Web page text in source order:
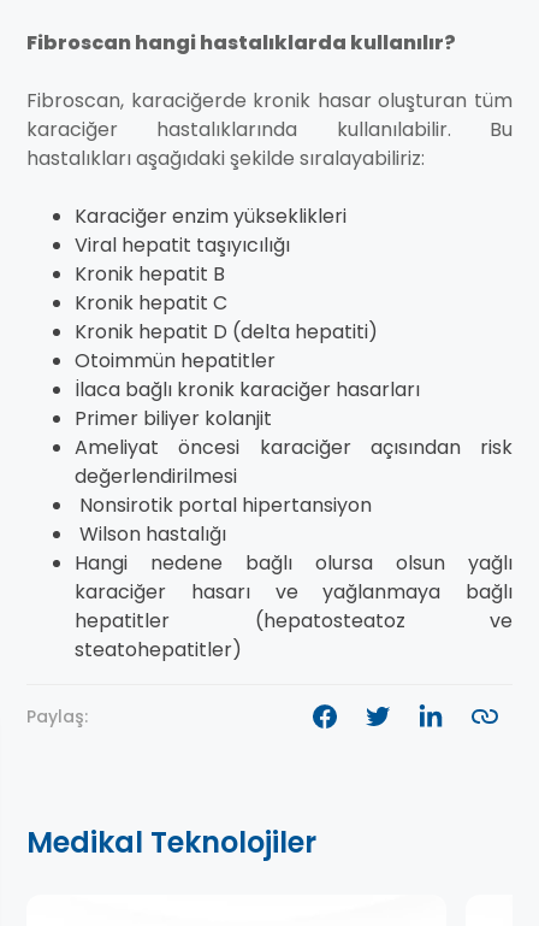
Fibroscan hangi hastalıklarda kullanılır?
Fibroscan, karaciğerde kronik hasar oluşturan tüm
karaciğer hastalıklarında kullanılabilir. Bu
hastalıkları aşağıdaki şekilde sıralayabiliriz:
Karaciğer enzim yükseklikleri
Viral hepatit taşıyıcılığı
Kronik hepatit B
Kronik hepatit C
Kronik hepatit D (delta hepatiti)
Otoimmün hepatitler
İlaca bağlı kronik karaciğer hasarları
Primer biliyer kolanjit
Ameliyat öncesi karaciğer açısından risk
değerlendirilmesi
Nonsirotik portal hipertansiyon
Wilson hastalığı
Hangi nedene bağlı olursa olsun yağlı
karaciğer hasarı ve yağlanmaya bağlı
hepatitler (hepatosteatoz ve
steatohepatitler)
Paylaş:
Medikal Teknolojiler